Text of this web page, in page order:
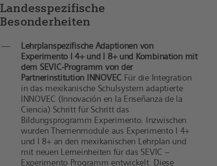
Landesspezifische
Besonderheiten
Lehrplanspezifische Adaptionen von
Experimento I 4+ und I 8+ und Kombination mit
dem SEVIC-Programm von der
Partnerinstitution INNOVEC Für die Integration
in das mexikanische Schulsystem adaptierte
INNOVEC (Innovación en la Enseñanza de la
Ciencia) Schritt für Schritt das
Bildungsprogramm Experimento. Inzwischen
wurden Themenmodule aus Experimento I 4+
und I 8+ an den mexikanischen Lehrplan und
mit neuen Lerneinheiten für das SEVIC –
Experimento Programm entwickelt. Diese